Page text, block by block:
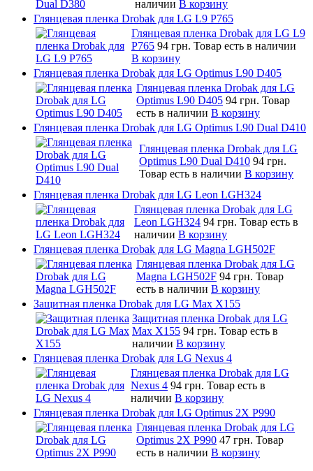
наличии В корзину
Глянцевая пленка Drobak для LG L9 P765
Глянцевая пленка Drobak для LG L9
P765 94 грн. Товар есть в наличии
В корзину
Глянцевая пленка Drobak для LG Optimus L90 D405
Глянцевая пленка Drobak для LG
Optimus L90 D405 94 грн. Товар
есть в наличии В корзину
Глянцевая пленка Drobak для LG Optimus L90 Dual D410
Глянцевая пленка Drobak для LG
Optimus L90 Dual D410 94 грн.
Товар есть в наличии В корзину
Глянцевая пленка Drobak для LG Leon LGH324
Глянцевая пленка Drobak для LG
Leon LGH324 94 грн. Товар есть в
наличии В корзину
Глянцевая пленка Drobak для LG Magna LGH502F
Глянцевая пленка Drobak для LG
Magna LGH502F 94 грн. Товар
есть в наличии В корзину
Защитная пленка Drobak для LG Max X155
Защитная пленка Drobak для LG
Max X155 94 грн. Товар есть в
наличии В корзину
Глянцевая пленка Drobak для LG Nexus 4
Глянцевая пленка Drobak для LG
Nexus 4 94 грн. Товар есть в
наличии В корзину
Глянцевая пленка Drobak для LG Optimus 2X P990
Глянцевая пленка Drobak для LG
Optimus 2X P990 47 грн. Товар
есть в наличии В корзину